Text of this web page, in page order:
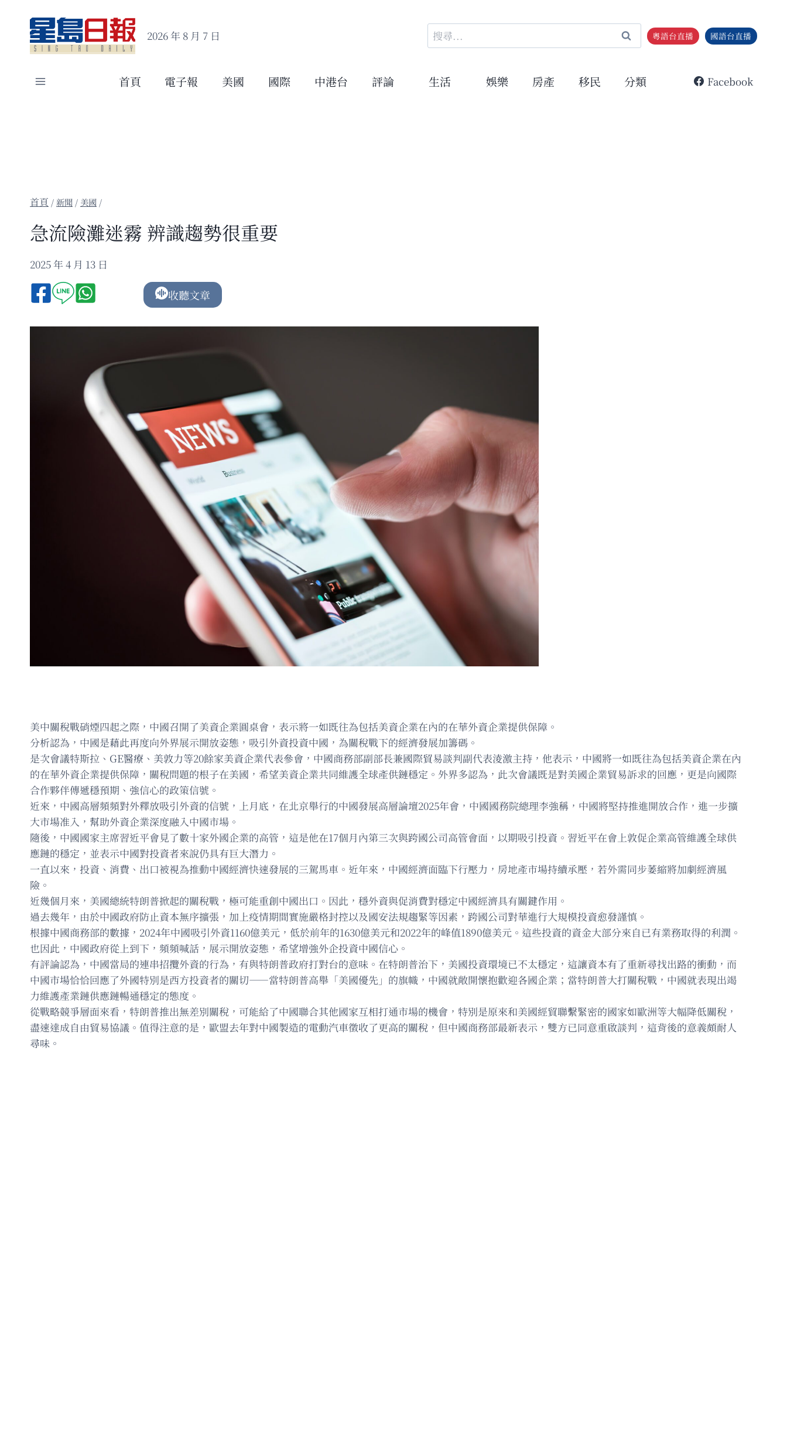
content
2026 年 8 月 7 日
搜
尋
鍵
粵語台直播 國語台直播
首頁 電子報 美國 國際 中港台 評論 生活 娛樂 房產 移民 分類 Facebook
/新聞 / 美國 /
急流險灘迷霧 辨識趨勢很重要
2025 年 4 月 13 日
收聽文章
美中關稅戰硝煙四起之際，中國召開了美資企業圓桌會，表示將一如既往為包括美資企業在內的在華外資企業提供保障。
分析認為，中國是藉此再度向外界展示開放姿態，吸引外資投資中國，為關稅戰下的經濟發展加籌碼。
是次會議特斯拉、GE醫療、美敦力等20餘家美資企業代表參會，中國商務部副部長兼國際貿易談判副代表淩激主持，他表示，中國將一如既往為包括美資企業在內
的在華外資企業提供保障，關稅問題的根子在美國，希望美資企業共同維護全球產供鏈穩定。外界多認為，此次會議既是對美國企業貿易訴求的回應，更是向國際
合作夥伴傳遞穩預期、強信心的政策信號。
近來，中國高層頻頻對外釋放吸引外資的信號，上月底，在北京舉行的中國發展高層論壇2025年會，中國國務院總理李強稱，中國將堅持推進開放合作，進一步擴
大市場准入，幫助外資企業深度融入中國市場。
隨後，中國國家主席習近平會見了數十家外國企業的高管，這是他在17個月內第三次與跨國公司高管會面，以期吸引投資。習近平在會上敦促企業高管維護全球供
應鏈的穩定，並表示中國對投資者來說仍具有巨大潛力。
一直以來，投資、消費、出口被視為推動中國經濟快速發展的三駕馬車。近年來，中國經濟面臨下行壓力，房地產市場持續承壓，若外需同步萎縮將加劇經濟風
險。
近幾個月來，美國總統特朗普掀起的關稅戰，極可能重創中國出口。因此，穩外資與促消費對穩定中國經濟具有關鍵作用。
過去幾年，由於中國政府防止資本無序擴張，加上疫情期間實施嚴格封控以及國安法規趨緊等因素，跨國公司對華進行大規模投資愈發謹慎。
根據中國商務部的數據，2024年中國吸引外資1160億美元，低於前年的1630億美元和2022年的峰值1890億美元。這些投資的資金大部分來自已有業務取得的利潤。
也因此，中國政府從上到下，頻頻喊話，展示開放姿態，希望增強外企投資中國信心。
有評論認為，中國當局的連串招攬外資的行為，有與特朗普政府打對台的意味。在特朗普治下，美國投資環境已不太穩定，這讓資本有了重新尋找出路的衝動，而
中國市場恰恰回應了外國特別是西方投資者的關切——當特朗普高舉「美國優先」的旗幟，中國就敞開懷抱歡迎各國企業；當特朗普大打關稅戰，中國就表現出竭
力維護產業鏈供應鏈暢通穩定的態度。
從戰略競爭層面來看，特朗普推出無差別關稅，可能給了中國聯合其他國家互相打通市場的機會，特別是原來和美國經貿聯繫緊密的國家如歐洲等大幅降低關稅，
盡速達成自由貿易協議。值得注意的是，歐盟去年對中國製造的電動汽車徵收了更高的關稅，但中國商務部最新表示，雙方已同意重啟談判，這背後的意義頗耐人
尋味。